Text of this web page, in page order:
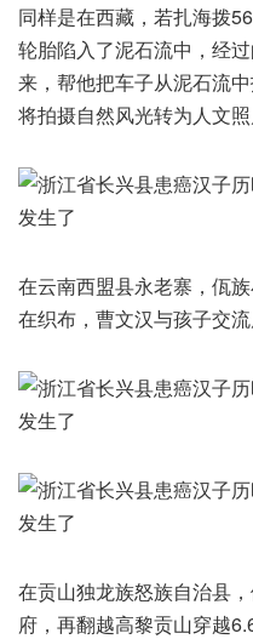
同样是在西藏，若扎海拨
轮胎陷入了泥石流中，经
来，帮他把车子从泥石流
将拍摄自然风光转为人文照
在云南西盟县永老寨，佤
在织布，曹文汉与孩子交
在贡山独龙族怒族自治县
府，再翻越高黎贡山穿越